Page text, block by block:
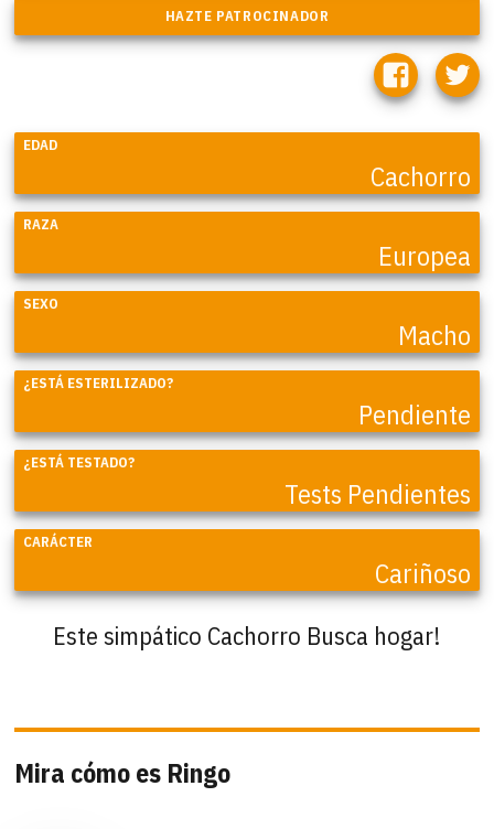
EDAD
Cachorro
RAZA
Europea
SEXO
Macho
¿ESTÁ ESTERILIZADO?
Pendiente
¿ESTÁ TESTADO?
Tests Pendientes
CARÁCTER
Cariñoso
Este simpático Cachorro Busca hogar!
Mira cómo es Ringo